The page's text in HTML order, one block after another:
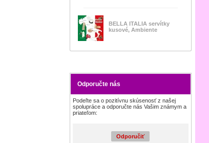
BELLA ITALIA servítky
kusové, Ambiente
Odporučte nás
Podeľte sa o pozitívnu skúsenosť z našej
spolupráce a odporučte nás Vašim známym a
priateľom:
Odporučiť